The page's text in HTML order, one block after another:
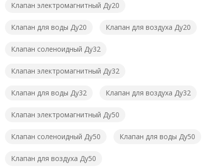
Клапан электромагнитный Ду20
Клапан для воды Ду20 Клапан для воздуха Ду20
Клапан соленоидный Ду32
Клапан электромагнитный Ду32
Клапан для воды Ду32 Клапан для воздуха Ду32
Клапан электромагнитный Ду50
Клапан соленоидный Ду50 Клапан для воды Ду50
Клапан для воздуха Ду50